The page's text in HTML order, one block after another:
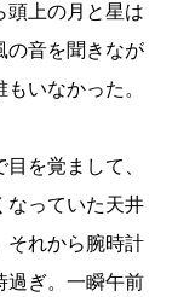
頭上の月と星は
の音を聞きなが
いなかった。
を覚まして、
なっていた天井
それから腕時計
過ぎ。一瞬午前